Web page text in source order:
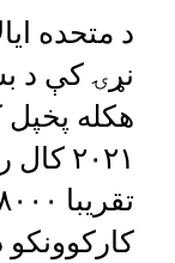
د متحده
نړۍ کې د
هکله
۲۰۲۱